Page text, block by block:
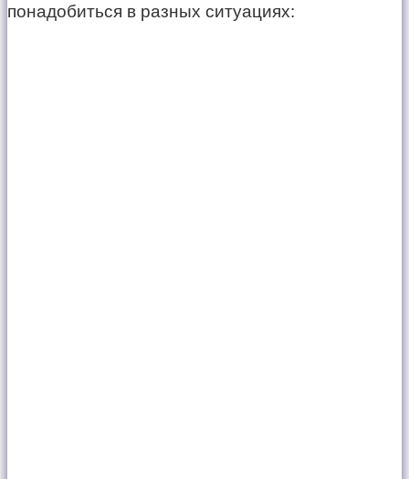
понадобиться в разных ситуациях: